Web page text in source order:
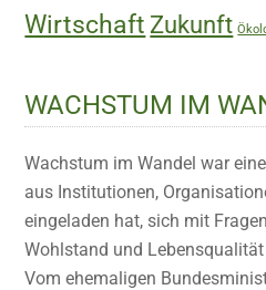
Wirtschaft Zukunft
WACHSTUM IM
Wachstum im Wandel war
aus Institutionen,
eingeladen hat, sich mit
Wohlstand und
Vom ehemaligen